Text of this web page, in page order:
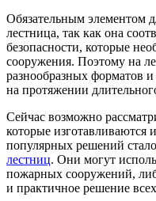
Обязательным элементом
лестница, так как она
безопасности, которые
сооружения. Поэтому на
разнообразных форматов
на протяжении
Сейчас возможно
которые изготавливаются
популярных решений стало
лестниц. Они могут
пожарных сооружений,
и практичное решение